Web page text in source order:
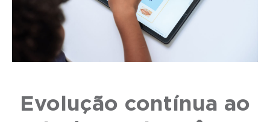
Evolução contínua ao